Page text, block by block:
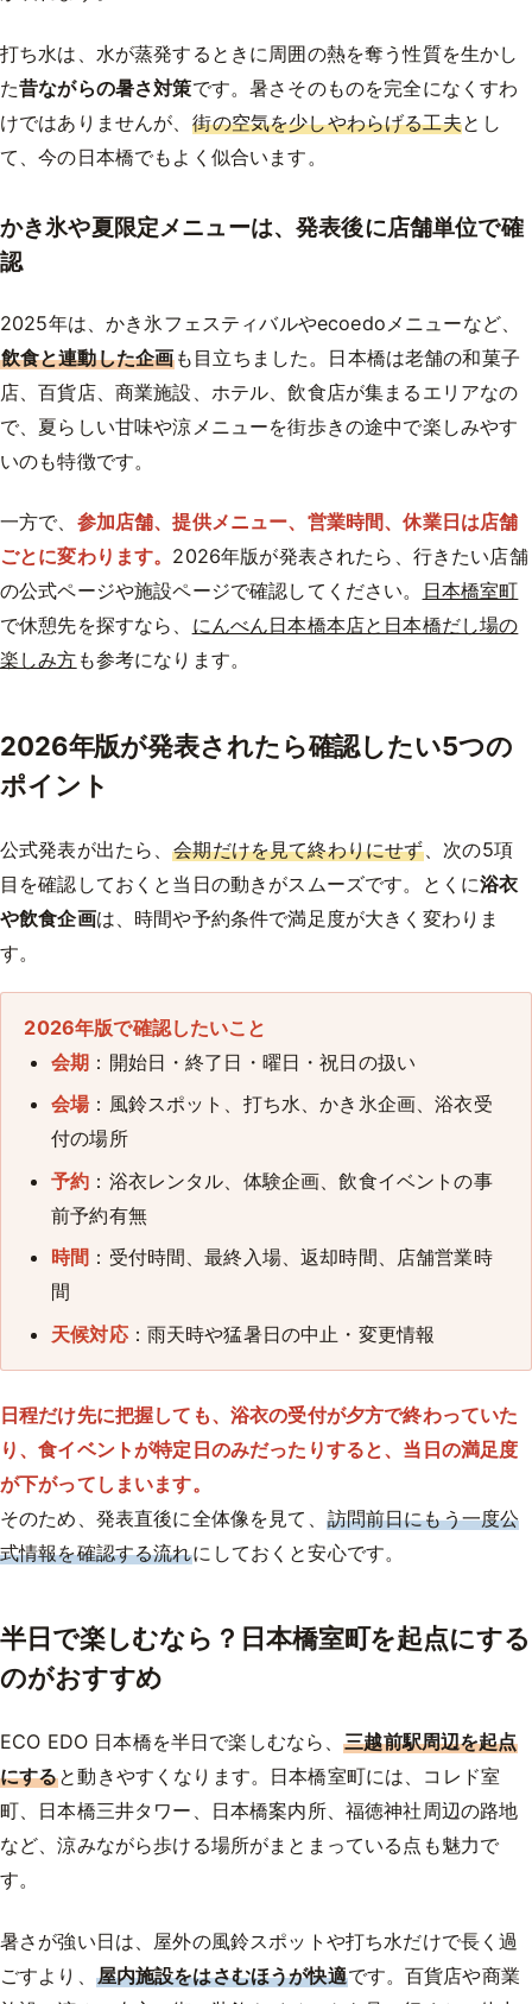
打ち水は、水が蒸発するときに周囲の熱を奪う性質を生かし
た昔ながらの暑さ対策です。暑さそのものを完全になくすわ
けではありませんが、 街の空気を少しやわらげる工夫とし
て、今の日本橋でもよく似合います。
かき氷や夏限定メニューは、発表後に店舗単位で確
認
2025年は、かき氷フェスティバルやecoedoメニューなど、
飲食と連動した企画も目立ちました。日本橋は老舗の和菓子
店、百貨店、商業施設、ホテル、飲食店が集まるエリアなの
で、夏らしい甘味や涼メニューを街歩きの途中で楽しみやす
いのも特徴です。
一方で、 参加店舗、提供メニュー、営業時間、休業日は店舗
ごとに変わります。 2026年版が発表されたら、行きたい店舗
の公式ページや施設ページで確認してください。
日本橋室町
で休憩先を探すなら、 にんべん日本橋本店と日本橋だし場の
楽しみ方 も参考になります。
2026年版が発表されたら確認したい5つの
ポイント
公式発表が出たら、会期だけを見て終わりにせず 、次の5項
目を確認しておくと当日の動きがスムーズです。とくに浴衣
や飲食企画は、時間や予約条件で満足度が大きく変わりま
す。
2026年版で確認したいこと
会期 ：開始日・終了日・曜日・祝日の扱い
会場：風鈴スポット、打ち水、かき氷企画、浴衣受
付の場所
予約 ：浴衣レンタル、体験企画、飲食イベントの事
前予約有無
時間 ：受付時間、最終入場、返却時間、店舗営業時
間
天候対応：雨天時や猛暑日の中止・変更情報
日程だけ先に把握しても、浴衣の受付が夕方で終わっていた
り、食イベントが特定日のみだったりすると、当日の満足度
が下がってしまいます。
そのため、発表直後に全体像を見て、 訪問前日にもう一度公
式情報を確認する流れにしておくと安心です。
半日で楽しむなら？日本橋室町を起点にする
のがおすすめ
ECO EDO 日本橋を半日で楽しむなら、三越前駅周辺を起点
にすると動きやすくなります。日本橋室町には、コレド室
町、日本橋三井タワー、日本橋案内所、福徳神社周辺の路地
など、涼みながら歩ける場所がまとまっている点も魅力で
す。
暑さが強い日は、屋外の風鈴スポットや打ち水だけで長く過
ごすより、 屋内施設をはさむほうが快適です。百貨店や商業